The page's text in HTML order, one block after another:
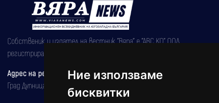
Ние използваме
бисквитки
Собственик и издател на вестник "Вяра" е "АВС КО" ООД,
регистрирана на 08.05.2002 година.
Адрес на редакцията
Град Дупница, ул.''Христо Ботев" 43